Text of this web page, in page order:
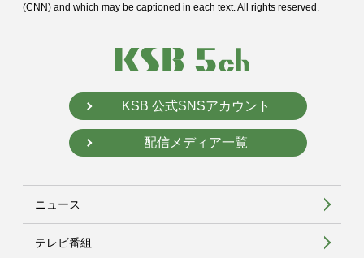
(CNN) and which may be captioned in each text. All rights reserved.
KSB 公式SNSアカウント
配信メディア一覧
ニュース
テレビ番組